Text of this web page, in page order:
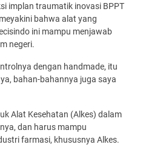
implan traumatik inovasi BPPT
bahwa alat yang
ini mampu menjawab
negeri.
dengan handmade, itu
bahan-bahannya juga saya
Alat Kesehatan (Alkes) dalam
dan harus mampu
farmasi, khususnya Alkes.